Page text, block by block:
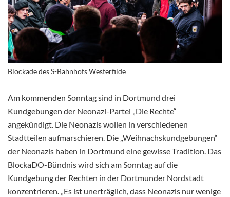
Blockade des S-Bahnhofs Westerfilde
Am kommenden Sonntag sind in Dortmund drei
Kundgebungen der Neonazi-Partei „Die Rechte“
angekündigt. Die Neonazis wollen in verschiedenen
Stadtteilen aufmarschieren. Die „Weihnachskundgebungen“
der Neonazis haben in Dortmund eine gewisse Tradition. Das
BlockaDO-Bündnis wird sich am Sonntag auf die
Kundgebung der Rechten in der Dortmunder Nordstadt
konzentrieren. „Es ist unerträglich, dass Neonazis nur wenige